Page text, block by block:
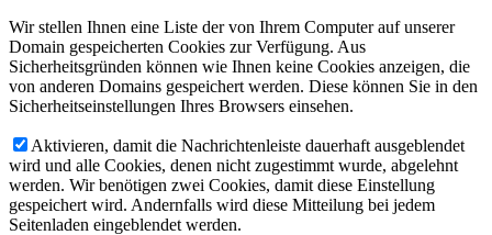
Wir stellen Ihnen eine Liste der von Ihrem Computer auf unserer
Domain gespeicherten Cookies zur Verfügung. Aus
Sicherheitsgründen können wie Ihnen keine Cookies anzeigen, die
von anderen Domains gespeichert werden. Diese können Sie in den
Sicherheitseinstellungen Ihres Browsers einsehen.
Aktivieren, damit die Nachrichtenleiste dauerhaft ausgeblendet
wird und alle Cookies, denen nicht zugestimmt wurde, abgelehnt
werden. Wir benötigen zwei Cookies, damit diese Einstellung
gespeichert wird. Andernfalls wird diese Mitteilung bei jedem
Seitenladen eingeblendet werden.